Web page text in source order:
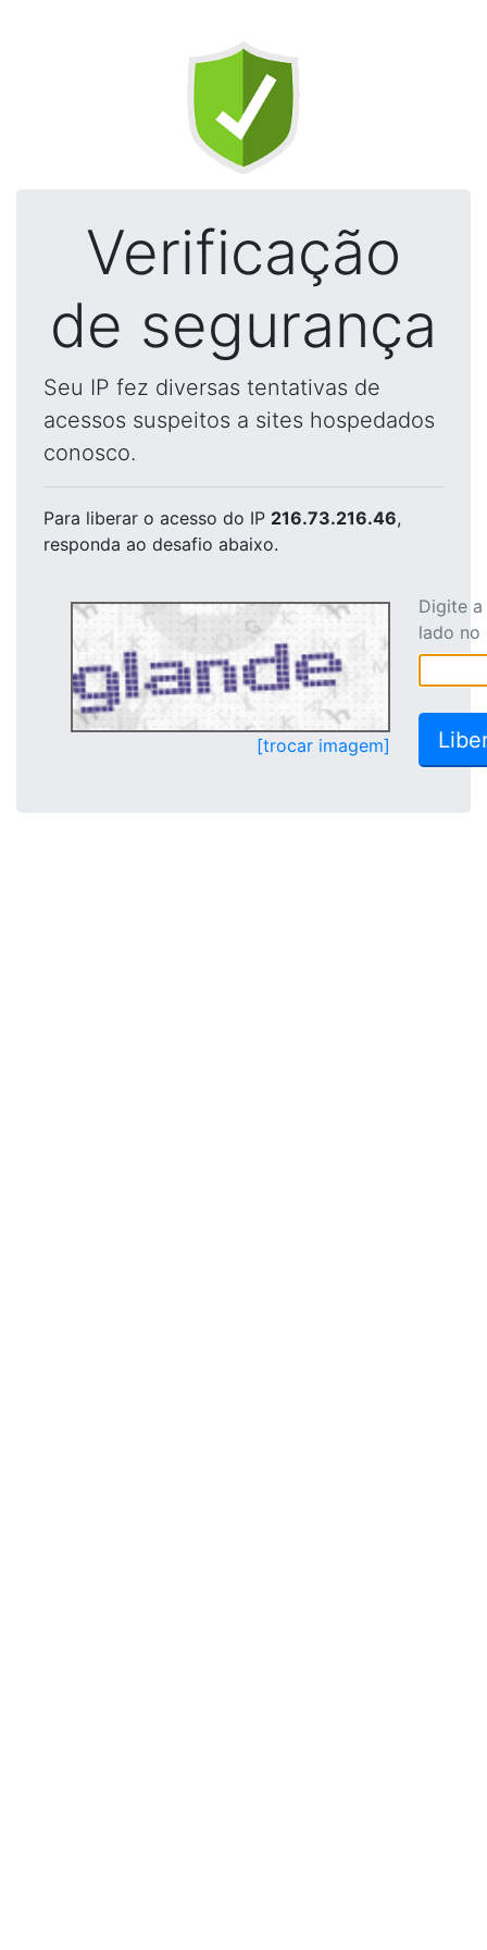
Verificação
de segurança
Seu IP fez diversas tentativas de
acessos suspeitos a sites hospedados
conosco.
Para liberar o acesso do IP 216.73.216.46,
responda ao desafio abaixo.
[trocar imagem]
Digite
lado no